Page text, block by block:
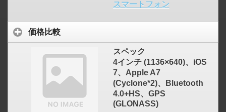
スマートフォン
価格比較
スペック
4インチ (1136×640)、iOS
7、Apple A7
(Cyclone*2)、Bluetooth
4.0+HS、GPS
(GLONASS)
click to expand contents